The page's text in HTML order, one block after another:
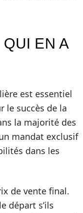
QUI EN A
est essentiel
le succès de la
la majorité des
mandat exclusif
dans les
de vente final.
départ s’ils